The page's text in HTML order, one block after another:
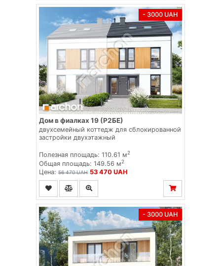
- 3000 UAH
Дом в фиалках 19 (Р2БЕ)
двухсемейный коттедж для сблокированной
застройки двухэтажный
Полезная площадь: 110.61 м2
Общая площадь: 149.56 м2
Цена: 56 470 UAH 53 470 UAH
- 3000 UAH